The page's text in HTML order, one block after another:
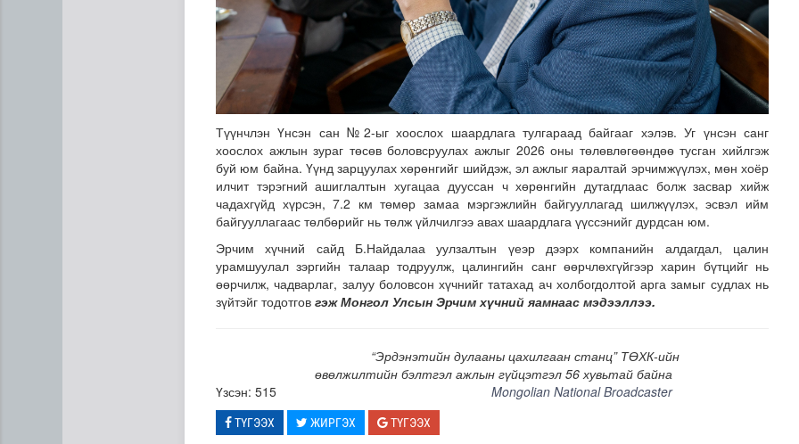
Түүнчлэн Үнсэн сан №2-ыг хоослох шаардлага тулгараад байгааг хэлэв. Уг үнсэн санг
хоослох ажлын зураг төсөв боловсруулах ажлыг 2026 оны төлөвлөгөөндөө тусган хийлгэж
буй юм байна. Үүнд зарцуулах хөрөнгийг шийдэж, эл ажлыг яаралтай эрчимжүүлэх, мөн хоёр
илчит тэрэгний ашиглалтын хугацаа дууссан ч хөрөнгийн дутагдлаас болж засвар хийж
чадахгүйд хүрсэн, 7.2 км төмөр замаа мэргэжлийн байгууллагад шилжүүлэх, эсвэл ийм
байгууллагаас төлбөрийг нь төлж үйлчилгээ авах шаардлага үүссэнийг дурдсан юм.
Эрчим хүчний сайд Б.Найдалаа уулзалтын үеэр дээрх компанийн алдагдал, цалин
урамшуулал зэргийн талаар тодруулж, цалингийн санг өөрчлөхгүйгээр харин бүтцийг нь
өөрчилж, чадварлаг, залуу боловсон хүчнийг татахад ач холбогдолтой арга замыг судлах нь
зүйтэйг тодотгов гэж Монгол Улсын Эрчим хүчний яамнаас мэдээллээ.
“Эрдэнэтийн дулааны цахилгаан станц” ТӨХК-ийн
өвөлжилтийн бэлтгэл ажлын гүйцэтгэл 56 хувьтай байна
Үзсэн: 515
Mongolian National Broadcaster
ТҮГЭЭХ ЖИРГЭХ ТҮГЭЭХ